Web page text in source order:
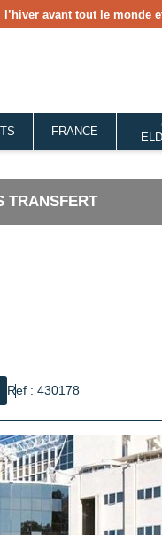
l’hiver avant tout le monde
FRANCE
TRANSFERT
Ref : 430178